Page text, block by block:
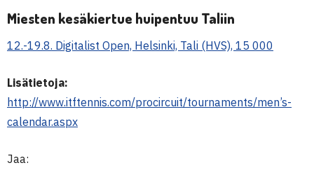
Miesten kesäkiertue huipentuu Taliin
12.-19.8. Digitalist Open, Helsinki, Tali (HVS), 15 000
Lisätietoja:
http://www.itftennis.com/procircuit/tournaments/men’s-
calendar.aspx
Jaa: